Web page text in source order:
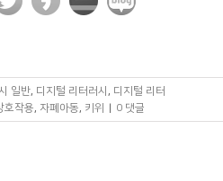
일반, 디지털 리터러시 , 디지털 리터
호작용, 자폐아동, 키위 | 0 댓글